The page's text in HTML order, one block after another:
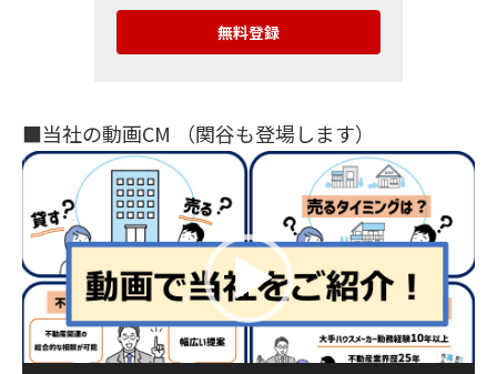
■当社の動画CM （関谷も登場します）
動
プ
レ
ー
ヤ